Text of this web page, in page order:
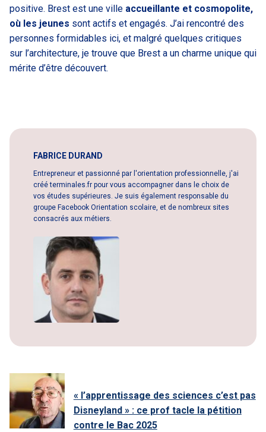
positive. Brest est une ville accueillante et cosmopolite,
où les jeunes sont actifs et engagés. J’ai rencontré des
personnes formidables ici, et malgré quelques critiques
sur l’architecture, je trouve que Brest a un charme unique qui
mérite d’être découvert.
FABRICE DURAND
Entrepreneur et passionné par l'orientation professionnelle, j'ai
créé terminales.fr pour vous accompagner dans le choix de
vos études supérieures. Je suis également responsable du
groupe Facebook Orientation scolaire, et de nombreux sites
consacrés aux métiers.
« l’apprentissage des sciences c’est pas
Disneyland » : ce prof tacle la pétition
contre le Bac 2025